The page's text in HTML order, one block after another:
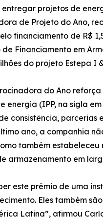
projetos de
de Projeto do Ano,
financiamento de R$
de Financiamento em
do projeto Estepa I
do Ano
energia (IPP, na sigla
consistência, parcerias
ano, a companhia
também
armazenamento em
este prêmio de uma
Eles também
Latina”, afirmou